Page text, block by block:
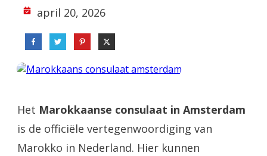
april 20, 2026
Het Marokkaanse consulaat in Amsterdam
is de officiële vertegenwoordiging van
Marokko in Nederland. Hier kunnen